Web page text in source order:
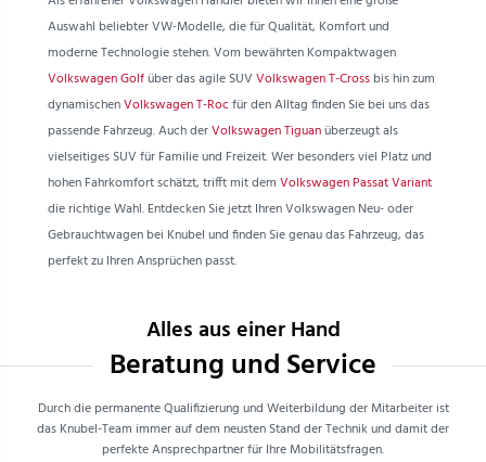
Auswahl beliebter VW-Modelle, die für Qualität, Komfort und
moderne Technologie stehen. Vom bewährten Kompaktwagen
Volkswagen Golfüber das agile SUV Volkswagen T-Cross bis hin zum
dynamischenVolkswagen T-Roc für den Alltag finden Sie bei uns das
passende Fahrzeug. Auch derVolkswagen Tiguanüberzeugt als
vielseitiges SUV für Familie und Freizeit. Wer besonders viel Platz und
hohen Fahrkomfort schätzt, trifft mit dem Volkswagen Passat Variant
die richtige Wahl. Entdecken Sie jetzt Ihren Volkswagen Neu- oder
Gebrauchtwagen bei Knubel und finden Sie genau das Fahrzeug, das
perfekt zu Ihren Ansprüchen passt.
Alles aus einer Hand
Beratung und Service
Durch die permanente Qualifizierung und Weiterbildung der Mitarbeiter ist
das Knubel-Team immer auf dem neusten Stand der Technik und damit der
perfekte Ansprechpartner für Ihre Mobilitätsfragen.